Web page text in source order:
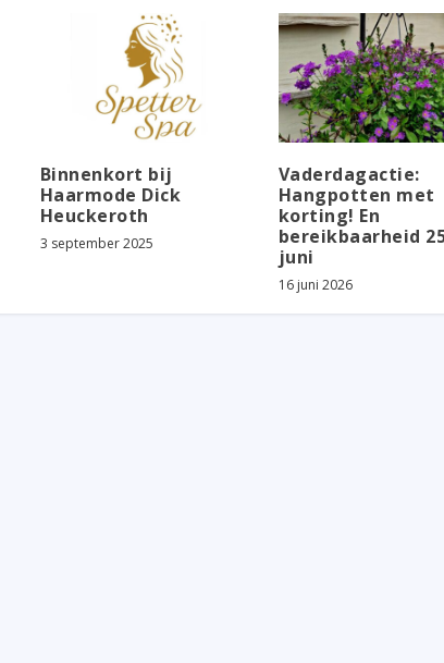
Binnenkort bij
Haarmode Dick
Heuckeroth
3 september 2025
Vaderdagactie:
Hangpotten met
korting! En
bereikbaarheid
juni
16 juni 2026